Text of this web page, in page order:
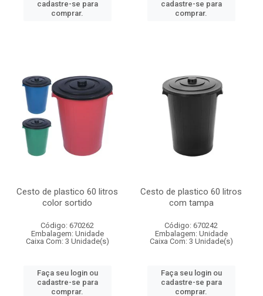
cadastre-se para
comprar.
cadastre-se para
comprar.
Cesto de plastico 60 litros
color sortido
Código: 670262
Embalagem: Unidade
Caixa Com: 3 Unidade(s)
Faça seu login ou
cadastre-se para
comprar.
Cesto de plastico 60 litros
com tampa
Código: 670242
Embalagem: Unidade
Caixa Com: 3 Unidade(s)
Faça seu login ou
cadastre-se para
comprar.